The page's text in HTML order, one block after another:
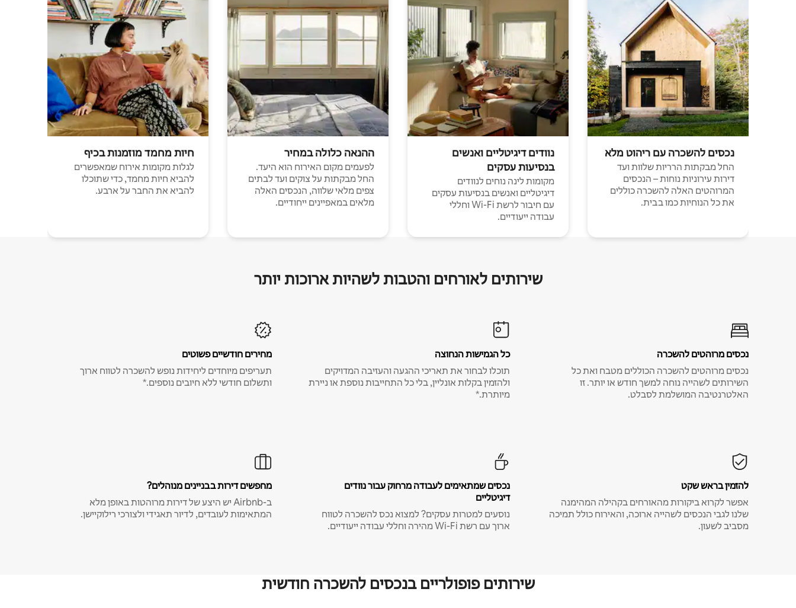
נכסים להשכרה עם ריהוט מלא
החל מבקתות הרריות שלוות ועד
דירות עירוניות נוחות – הנכסים
המרוהטים האלה להשכרה כוללים
את כל הנוחיות כמו בבית.
נוודים דיגיטליים ואנשים
בנסיעות עסקים
מקומות לינה נוחים לנוודים
דיגיטליים ואנשים בנסיעות עסקים
עם חיבור לרשת Wi-Fi וחללי
עבודה ייעודיים.
ההנאה כלולה במחיר
לפעמים מקום האירוח הוא היעד.
החל מבקתות על צוקים ועד לבתים
צפים מלאי שלווה, הנכסים האלה
מלאים במאפיינים ייחודיים.
חיות מחמד מוזמנות בכיף
לגלות מקומות אירוח שמאפשרים
להביא חיות מחמד, כדי שתוכלו
להביא את החבר על ארבע.
שירותים לאורחים והטבות לשהיות ארוכות יותר
נכסים מרוהטים להשכרה
נכסים מרוהטים להשכרה הכוללים מטבח ואת כל
השירותים לשהייה נוחה למשך חודש או יותר. זו
האלטרנטיבה המושלמת לסבלט.
כל הגמישות הנחוצה
תוכלו לבחור את תאריכי ההגעה והעזיבה המדויקים
ולהזמין בקלות אונליין, בלי כל התחייבות נוספת או ניירת
מיותרת.*
מחירים חודשיים פשוטים
תעריפים מיוחדים ליחידות נופש להשכרה לטווח ארוך
ותשלום חודשי ללא חיובים נוספים.*
להזמין בראש שקט
אפשר לקרוא ביקורות מהאורחים בקהילה המהימנה
שלנו לגבי הנכסים לשהייה ארוכה, והאירוח כולל תמיכה
מסביב לשעון.
נכסים שמתאימים לעבודה מרחוק עבור נוודים
דיגיטליים
נוסעים למטרות עסקים? למצוא נכס להשכרה לטווח
ארוך עם רשת Wi-Fi מהירה וחללי עבודה ייעודיים.
מחפשים דירות בבניינים מנוהלים?
ב-Airbnb יש היצע של דירות מרוהטות באופן מלא
המתאימות לעובדים, לדיור תאגידי ולצורכי רילוקיישן.
שירותים פופולריים בנכסים להשכרה חודשית